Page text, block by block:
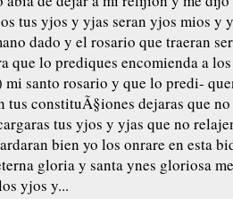
tus yjos y yjas seran yjos mios y
dado y el rosario que traeran
que lo prediques encomienda a
santo rosario y que lo predi-
tus constituÃ§iones dejaras que
tus yjos y yjas que no
bien yo los onrare en esta
gloria y santa ynes gloriosa
yjos y...